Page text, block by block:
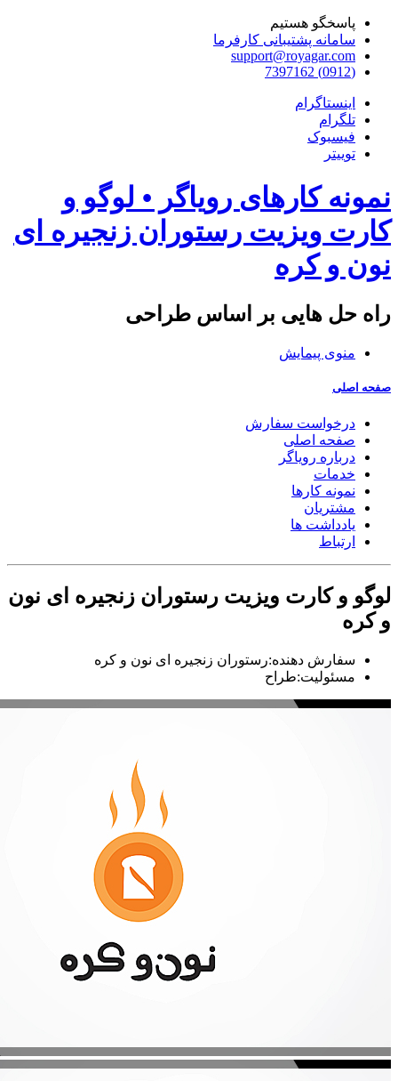
پاسخگو هستیم
سامانه پشتیبانی کارفرما
support@royagar.com
(0912) 7397162
اینستاگرام
تلگرام
فیسبوک
توییتر
نمونه کارهای رویاگر • لوگو و
کارت ویزیت رستوران زنجیره ای
نون و کره
راه حل هایی بر اساس طراحی
منوی پیمایش
صفحه اصلی
درخواست سفارش
صفحه اصلی
درباره رویاگر
خدمات
نمونه کارها
مشتریان
یادداشت ها
ارتباط
لوگو و کارت ویزیت رستوران زنجیره ای نون
و کره
سفارش دهنده:رستوران زنجیره ای نون و کره
مسئولیت:طراح